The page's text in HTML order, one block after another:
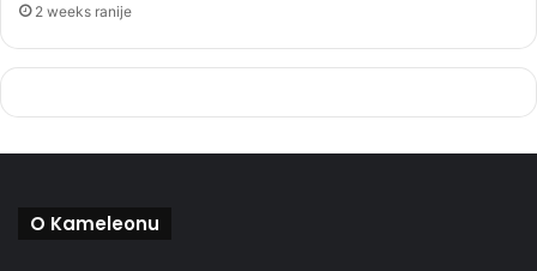
2 weeks ranije
O Kameleonu